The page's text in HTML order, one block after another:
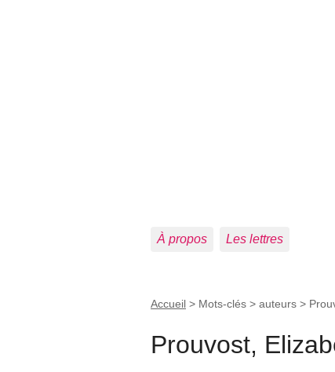
À propos Les lettres
Accueil > Mots-clés > auteurs >
Prouvost,